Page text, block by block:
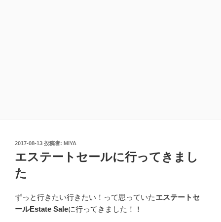
投
日:
2017-08-13 投稿者: MIYA
エステートセールに行ってきまし
た
ずっと行きたい行きたい！って思っていたエステートセ
ールEstate Saleに行ってきました！！